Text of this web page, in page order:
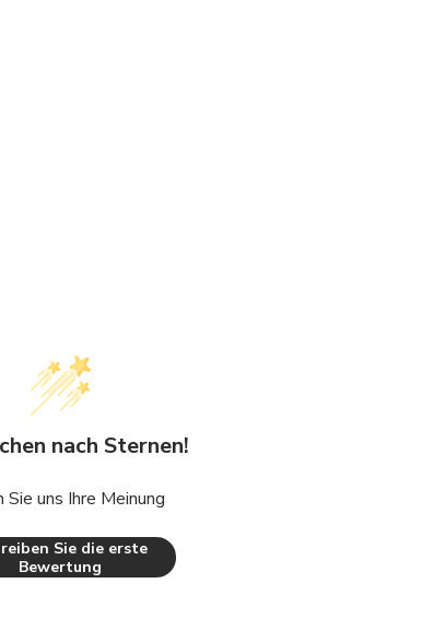
nach Sternen!
Sie uns Ihre Meinung
Sie die erste
Bewertung